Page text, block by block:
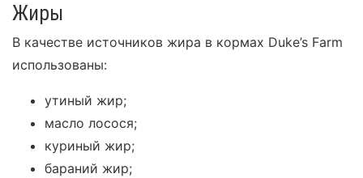
Жиры
В качестве источников жира в кормах Duke’s Farm
использованы:
утиный жир;
масло лосося;
куриный жир;
бараний жир;